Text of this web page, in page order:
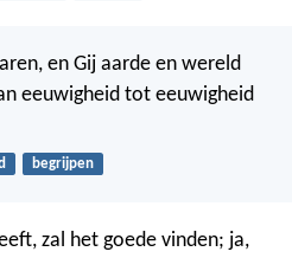
en Gij aarde en wereld
eeuwigheid tot eeuwigheid
begrijpen
zal het goede vinden; ja,